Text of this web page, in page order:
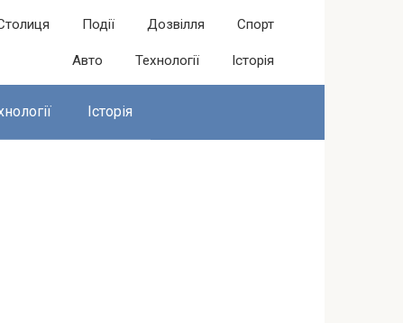
Події Дозвілля Спорт
Авто Технології Історія
Історія